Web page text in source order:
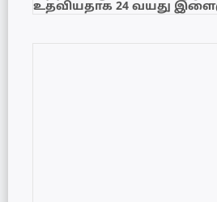
உதவியதாக 24 வயது